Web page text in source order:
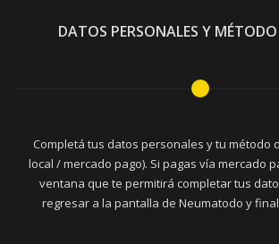
DATOS PERSONALES Y
Completá tus datos personales y tu método
local / mercado pago). Si pagas vía mercado
ventana que te permitirá completar tus
regresar a la pantalla de Neumatodo y